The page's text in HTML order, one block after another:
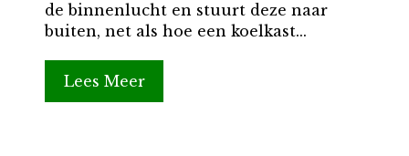
de binnenlucht en stuurt deze naar
buiten, net als hoe een koelkast...
Lees Meer